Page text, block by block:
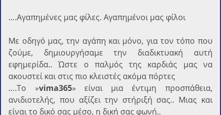
….Αγαπημένες μας φίλες. Αγαπημένοι μας φίλοι
Με οδηγό μας, την αγάπη και μόνο, για τον τόπο που
ζούμε, δημιουργήσαμε την διαδικτυακή αυτή
εφημερίδα.. Ώστε ο παλμός της καρδιάς μας να
ακουστεί και στις πιο κλειστές ακόμα πόρτες
….Το »vima365» είναι μια έντιμη προσπάθεια,
ανιδιοτελής, που αξίζει την στήριξή σας.. Μιας και
είναι το δικό σας μέσο, η δική σας φωνή..